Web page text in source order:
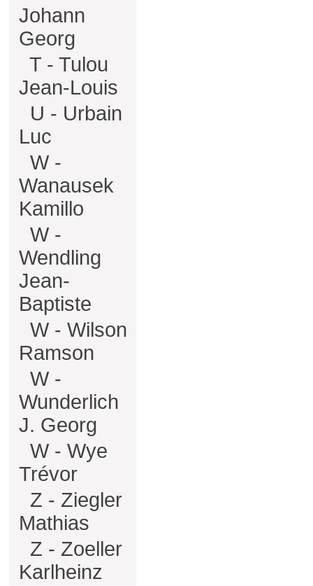
Johann
Georg
T - Tulou
Jean-Louis
U - Urbain
Luc
W -
Wanausek
Kamillo
W -
Wendling
Jean-
Baptiste
W - Wilson
Ramson
W -
Wunderlich
J. Georg
W - Wye
Trévor
Z - Ziegler
Mathias
Z - Zoeller
Karlheinz